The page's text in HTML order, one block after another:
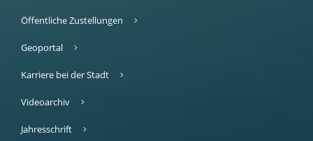
Öffentliche Zustellungen
Geoportal
Karriere bei der Stadt
Videoarchiv
Jahresschrift